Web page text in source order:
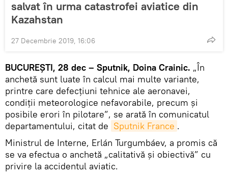
salvat în urma catastrofei aviatice din
Kazahstan
27 Decembrie 2019, 16:06
BUCUREŞTI, 28 dec – Sputnik, Doina Crainic. „În
anchetă sunt luate în calcul mai multe variante,
printre care defecțiuni tehnice ale aeronavei,
condiții meteorologice nefavorabile, precum și
posibile erori în pilotare”, se arată în comunicatul
departamentului, citat de Sputnik France .
Ministrul de Interne, Erlán Turgumbáev, a promis că
se va efectua o anchetă „calitativă și obiectivă” cu
privire la accidentul aviatic.